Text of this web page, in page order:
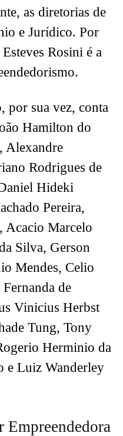
as diretorias de
e Jurídico. Por
Rosini é a
por sua vez, conta
Hamilton do
Alexandre
Rodrigues de
Hideki
Pereira,
Acacio Marcelo
Silva, Gerson
Mendes, Celio
de
Vinicius Herbst
Tung, Tony
Herminio da
e Luiz Wanderley